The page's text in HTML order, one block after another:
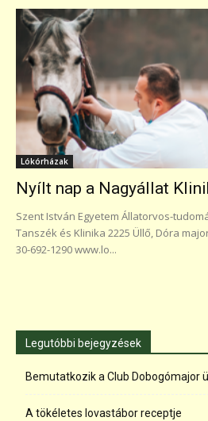
Lókórházak
Nyílt nap a Nagyállat
Szent István Egyetem Állatorvos-
Tanszék és Klinika 2225 Üllő, Dóra
30-692-1290 www.lo...
Legutóbbi bejegyzések
Bemutatkozik a Club Dobogómajor
A tökéletes lovastábor receptje